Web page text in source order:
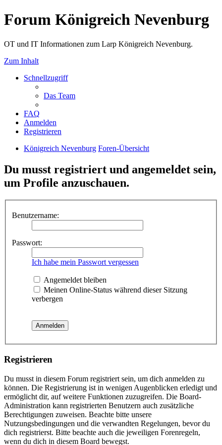
Forum Königreich Nevenburg
OT und IT Informationen zum Larp Königreich Nevenburg.
Zum Inhalt
Schnellzugriff
Das Team
FAQ
Anmelden
Registrieren
Königreich Nevenburg Foren-Übersicht
Du musst registriert und angemeldet sein,
um Profile anzuschauen.
Benutzername:
Passwort:
Ich habe mein Passwort vergessen
Angemeldet bleiben
Meinen Online-Status während dieser Sitzung
verbergen
Registrieren
Du musst in diesem Forum registriert sein, um dich anmelden zu
können. Die Registrierung ist in wenigen Augenblicken erledigt und
ermöglicht dir, auf weitere Funktionen zuzugreifen. Die Board-
Administration kann registrierten Benutzern auch zusätzliche
Berechtigungen zuweisen. Beachte bitte unsere
Nutzungsbedingungen und die verwandten Regelungen, bevor du
dich registrierst. Bitte beachte auch die jeweiligen Forenregeln,
wenn du dich in diesem Board bewegst.